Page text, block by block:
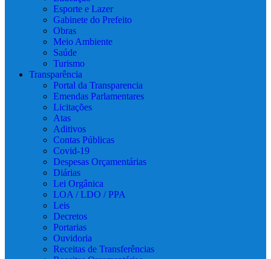
Esporte e Lazer
Gabinete do Prefeito
Obras
Meio Ambiente
Saúde
Turismo
Transparência
Portal da Transparencia
Emendas Parlamentares
Licitações
Atas
Aditivos
Contas Públicas
Covid-19
Despesas Orçamentárias
Diárias
Lei Orgânica
LOA / LDO / PPA
Leis
Decretos
Portarias
Ouvidoria
Receitas de Transferências